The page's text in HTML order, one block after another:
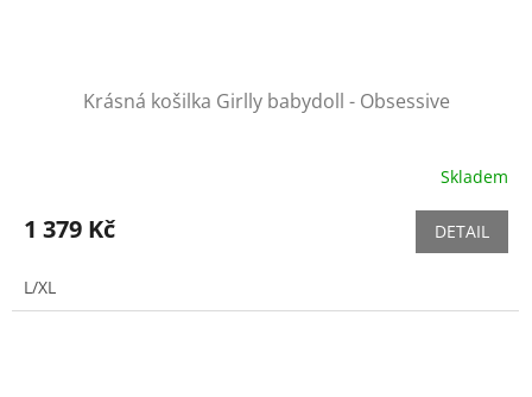
Krásná košilka Girlly babydoll - Obsessive
Skladem
1 379 Kč DETAIL
L/XL